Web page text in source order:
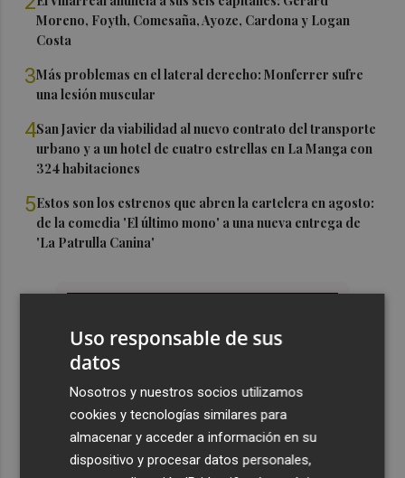
Moreno, Foyth, Comesaña, Ayoze, Cardona y Logan
Costa
3Más problemas en el lateral derecho: Monferrer sufre
una lesión muscular
4San Javier da viabilidad al nuevo contrato del transporte
urbano y a un hotel de cuatro estrellas en La Manga con
324 habitaciones
5Estos son los estrenos que abren la cartelera en agosto:
de la comedia 'El último mono' a una nueva entrega de
'La Patrulla Canina'
Uso responsable de sus
datos
Nosotros y nuestros socios utilizamos
cookies y tecnologías similares para
almacenar y acceder a información en su
dispositivo y procesar datos personales,